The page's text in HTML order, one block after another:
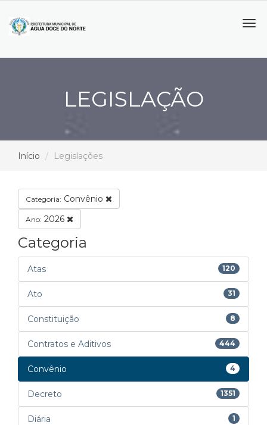
LEGISLAÇÃO
Início Legislações
Categoria: Convênio
Ano: 2026
Categoria
Atas 120
Ato 31
Constituição 8
Contratos e Aditivos 444
Convênio 4
Decreto 1351
Diária 1